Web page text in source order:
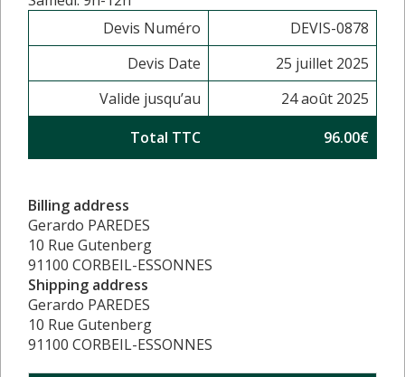
Devis Numéro
DEVIS-0878
Devis Date
25 juillet 2025
Valide jusqu’au
24 août 2025
Total TTC
96.00€
Billing address
Gerardo PAREDES
10 Rue Gutenberg
91100 CORBEIL-ESSONNES
Shipping address
Gerardo PAREDES
10 Rue Gutenberg
91100 CORBEIL-ESSONNES